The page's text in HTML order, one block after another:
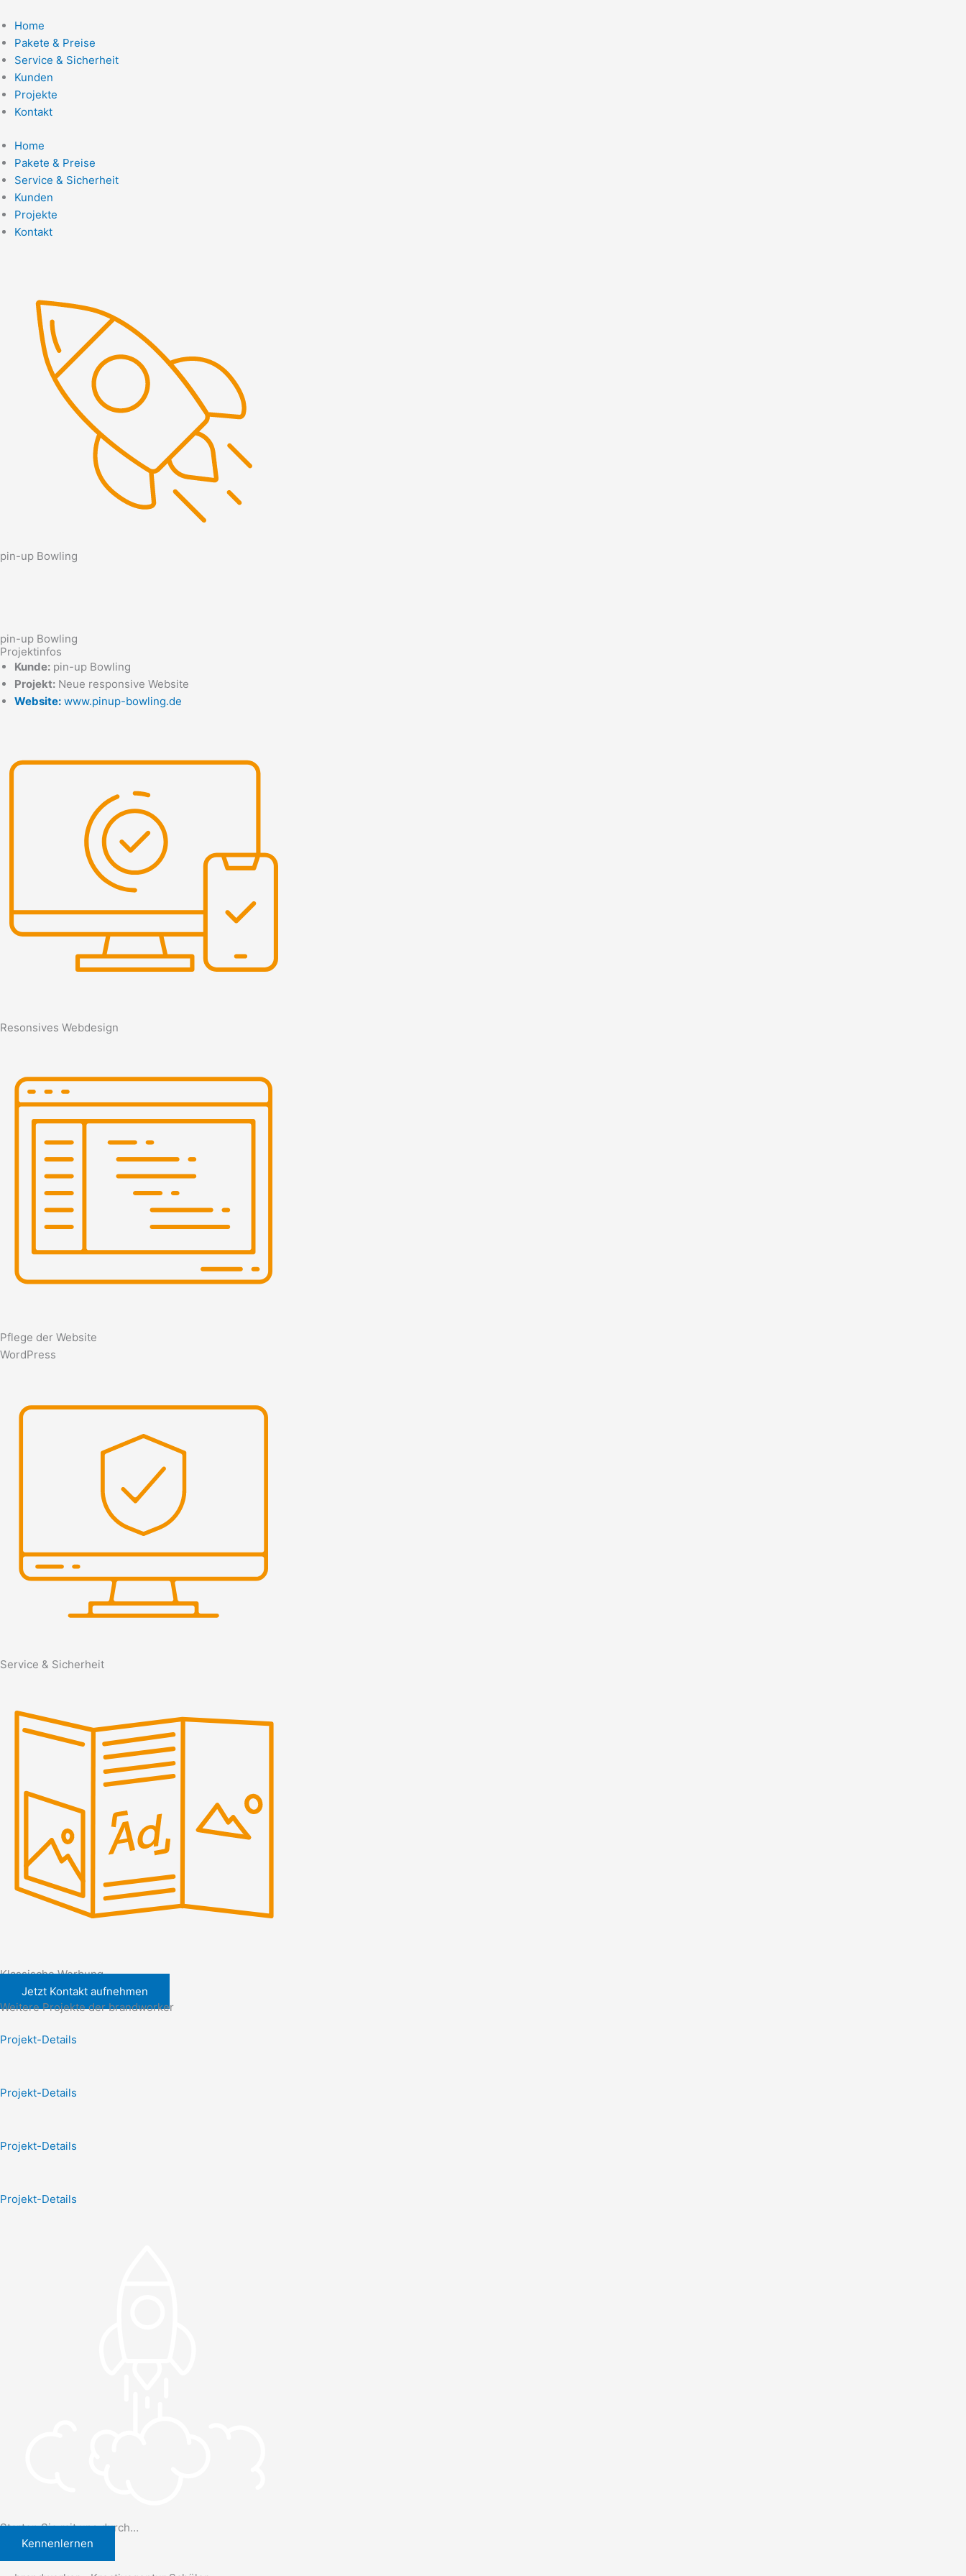
Inhalt
springen
Home
Pakete & Preise
Service & Sicherheit
Kunden
Projekte
Kontakt
Home
Pakete & Preise
Service & Sicherheit
Kunden
Projekte
Kontakt
pin-up Bowling
pin-up Bowling
Projektinfos
Kunde: pin-up Bowling
Projekt: Neue responsive Website
Website: www.pinup-bowling.de
Resonsives Webdesign
Pflege der Website
WordPress
Service & Sicherheit
Klassische Werbung
Jetzt Kontakt aufnehmen
Weitere Projekte der brandworker
Projekt-Details
Projekt-Details
Projekt-Details
Projekt-Details
Starten Sie mit uns durch…
Kennenlernen